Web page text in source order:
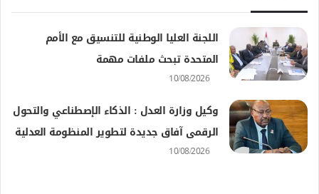
اللجنة العليا الوطنية للتنسيق مع الأمم
المتحدة تبحث ملفات مهمة
10/08/2026
وكيل وزارة العدل : الذكاء الإصطناعي والتحول
الرقمى آفاق جديدة لتطوير المنظومة العدلية
10/08/2026